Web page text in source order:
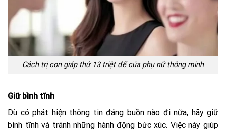
Cách trị con giáp thứ 13 triệt để của phụ nữ thông minh
Giữ bình tĩnh
Dù có phát hiện thông tin đáng buồn nào đi nữa, hãy giữ
bình tĩnh và tránh những hành động bức xúc. Việc này giúp